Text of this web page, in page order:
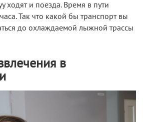
ходят и поезда. Время в пути
Так что какой бы транспорт вы
до охлаждаемой лыжной трассы
в